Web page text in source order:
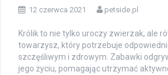
12 czerwca 2021 petside.pl
Królik to nie tylko uroczy zwierzak, ale
towarzysz, który potrzebuje
szczęśliwym i zdrowym. Zabawki
jego życiu, pomagając utrzymać